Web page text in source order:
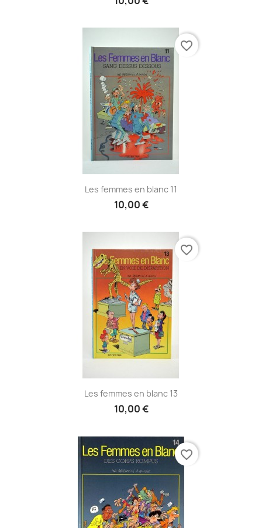
Les femmes en blanc 11
10,00 €
favorite_border
Les femmes en blanc 13
10,00 €
favorite_border
favorite_border